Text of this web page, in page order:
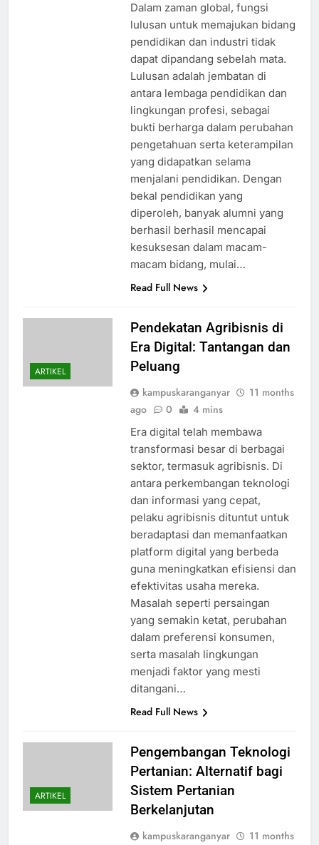
Dalam zaman global, fungsi
lulusan untuk memajukan bidang
pendidikan dan industri tidak
dapat dipandang sebelah mata.
Lulusan adalah jembatan di
antara lembaga pendidikan dan
lingkungan profesi, sebagai
bukti berharga dalam perubahan
pengetahuan serta keterampilan
yang didapatkan selama
menjalani pendidikan. Dengan
bekal pendidikan yang
diperoleh, banyak alumni yang
berhasil berhasil mencapai
kesuksesan dalam macam-
macam bidang, mulai…
Read Full News
ARTIKEL
Pendekatan Agribisnis di
Era Digital: Tantangan dan
Peluang
kampuskaranganyar
11 months
ago
0 4 mins
Era digital telah membawa
transformasi besar di berbagai
sektor, termasuk agribisnis. Di
antara perkembangan teknologi
dan informasi yang cepat,
pelaku agribisnis dituntut untuk
beradaptasi dan memanfaatkan
platform digital yang berbeda
guna meningkatkan efisiensi dan
efektivitas usaha mereka.
Masalah seperti persaingan
yang semakin ketat, perubahan
dalam preferensi konsumen,
serta masalah lingkungan
menjadi faktor yang mesti
ditangani…
Read Full News
ARTIKEL
Pengembangan Teknologi
Pertanian: Alternatif bagi
Sistem Pertanian
Berkelanjutan
kampuskaranganyar 11 months